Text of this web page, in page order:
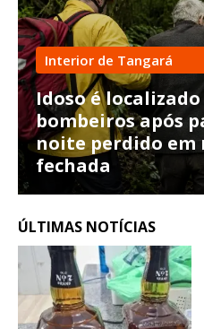
Interior de Tangará
Idoso é
bombeiros após
noite perdido em
fechada
ÚLTIMAS NOTÍCIAS